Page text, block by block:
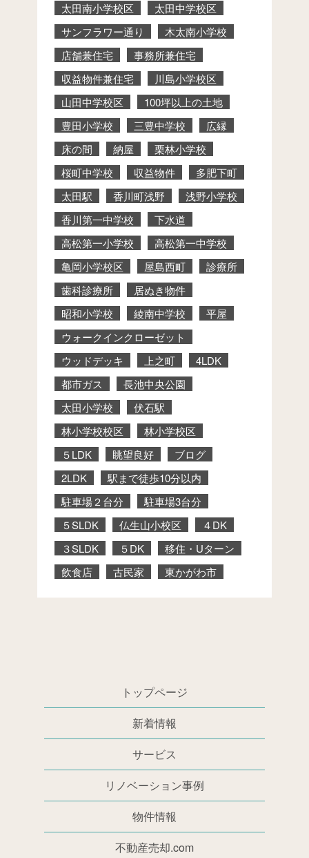
太田南小学校区
太田中学校区
サンフラワー通り
木太南小学校
店舗兼住宅
事務所兼住宅
収益物件兼住宅
川島小学校区
山田中学校区
100坪以上の土地
豊田小学校
三豊中学校
広縁
床の間
納屋
栗林小学校
桜町中学校
収益物件
多肥下町
太田駅
香川町浅野
浅野小学校
香川第一中学校
下水道
高松第一小学校
高松第一中学校
亀岡小学校区
屋島西町
診療所
歯科診療所
居ぬき物件
昭和小学校
綾南中学校
平屋
ウォークインクローゼット
ウッドデッキ
上之町
4LDK
都市ガス
長池中央公園
太田小学校
伏石駅
林小学校校区
林小学校区
５LDK
眺望良好
ブログ
2LDK
駅まで徒歩10分以内
駐車場２台分
駐車場3台分
５SLDK
仏生山小校区
４DK
３SLDK
５DK
移住・Uターン
飲食店
古民家 東かがわ市
トップページ
新着情報
サービス
リノベーション事例
物件情報
不動産売却.com